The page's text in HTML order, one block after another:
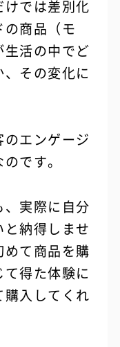
では差別化
商品（モ
生活の中でど
その変化に
エンゲージ
です。
、実際に自分
納得しませ
て商品を購
得た体験に
入してくれ